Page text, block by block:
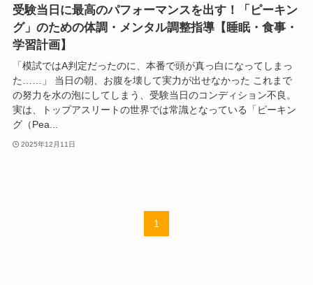
受験当日に最高のパフォーマンスを出す！「ピーキン
グ」のための体調・メンタル調整指導【睡眠・食事・
学習計画】
「模試ではA判定だったのに、本番で頭が真っ白になってしまっ
た……」 当日の朝、お腹を壊して実力が出せなかった これまで
の努力を水の泡にしてしまう、受験当日のコンディション不良。
実は、トップアスリートの世界では常識となっている「ピーキン
グ（Pea...
2025年12月11日
1